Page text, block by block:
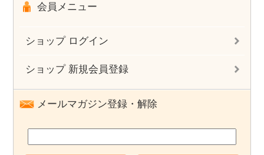
会員メニュー
ショップ ログイン
ショップ 新規会員登録
メールマガジン登録・解除